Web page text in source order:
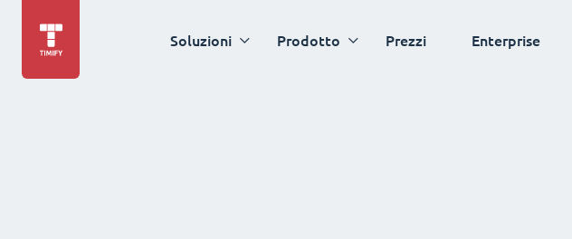
Soluzioni Prodotto Prezzi Enterprise